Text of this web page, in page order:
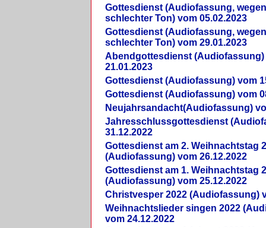
Gottesdienst (Audiofassung,
schlechter Ton) vom 05.02.2023
Gottesdienst (Audiofassung,
schlechter Ton) vom 29.01.2023
Abendgottesdienst (Audiofassung)
21.01.2023
Gottesdienst (Audiofassung) vom
Gottesdienst (Audiofassung) vom
Neujahrsandacht(Audiofassung)
Jahresschlussgottesdienst
31.12.2022
Gottesdienst am 2. Weihnachtstag
(Audiofassung) vom 26.12.2022
Gottesdienst am 1. Weihnachtstag
(Audiofassung) vom 25.12.2022
Christvesper 2022 (Audiofassung)
Weihnachtslieder singen 2022
vom 24.12.2022